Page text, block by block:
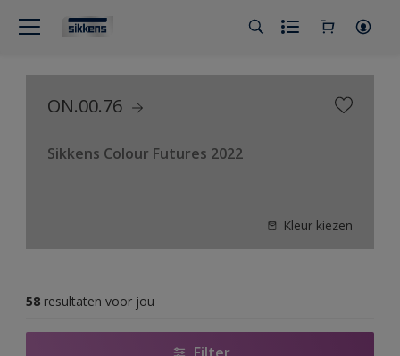
ON.00.76
Sikkens Colour Futures 2022
Kleur kiezen
58 resultaten voor jou
Filter